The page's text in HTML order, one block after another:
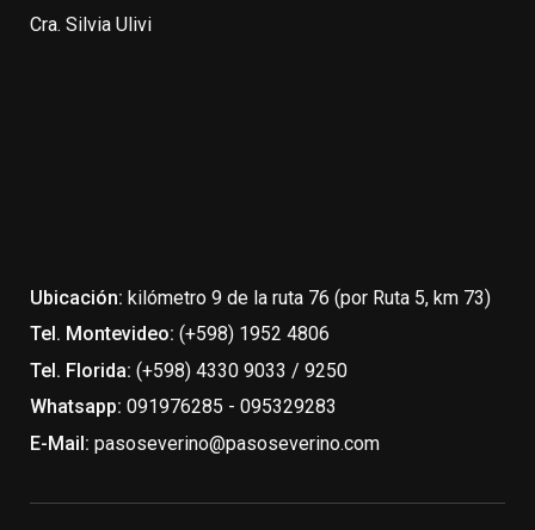
Cra. Silvia Ulivi
Ubicación: kilómetro 9 de la ruta 76 (por Ruta 5, km 73)
Tel. Montevideo: (+598) 1952 4806
Tel. Florida: (+598) 4330 9033 / 9250
Whatsapp: 091976285 - 095329283
E-Mail: pasoseverino@pasoseverino.com